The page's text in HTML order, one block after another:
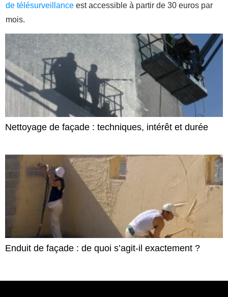
de télésurveillance est accessible à partir de 30 euros par
mois.
Nettoyage de façade : techniques, intérêt et durée
Enduit de façade : de quoi s’agit-il exactement ?